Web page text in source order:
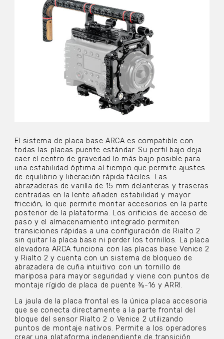
El sistema de placa base ARCA es compatible con
todas las placas puente estándar. Su perfil bajo deja
caer el centro de gravedad lo más bajo posible para
una estabilidad óptima al tiempo que permite ajustes
de equilibrio y liberación rápida fáciles. Las
abrazaderas de varilla de 15 mm delanteras y traseras
centradas en la lente añaden estabilidad y mayor
fricción, lo que permite montar accesorios en la parte
posterior de la plataforma. Los orificios de acceso de
paso y el almacenamiento integrado permiten
transiciones rápidas a una configuración de Rialto 2
sin quitar la placa base ni perder los tornillos. La placa
elevadora ARCA funciona con las placas base Venice 2
y Rialto 2 y cuenta con un sistema de bloqueo de
abrazadera de cuña intuitivo con un tornillo de
mariposa para mayor seguridad y viene con puntos de
montaje rígido de placa de puente ⅜-16 y ARRI.
La jaula de la placa frontal es la única placa accesoria
que se conecta directamente a la parte frontal del
bloque del sensor Rialto 2 o Venice 2 utilizando
puntos de montaje nativos. Permite a los operadores